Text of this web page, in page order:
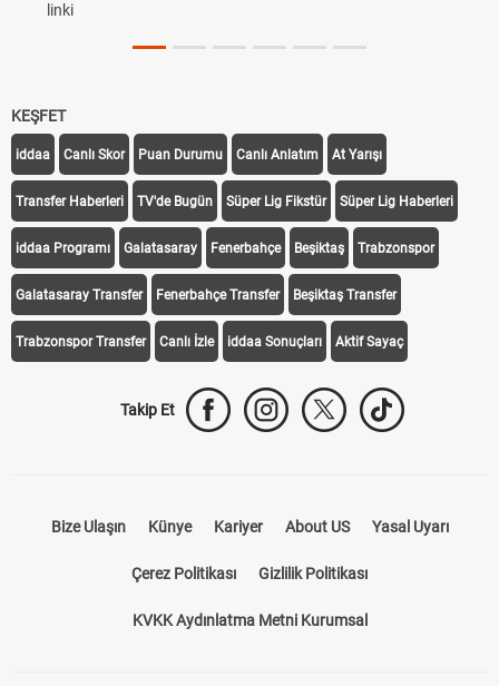
linki
KEŞFET
iddaa Canlı Skor Puan Durumu Canlı Anlatım At Yarışı
Transfer Haberleri TV'de Bugün Süper Lig Fikstür Süper Lig Haberleri
iddaa Programı Galatasaray Fenerbahçe Beşiktaş Trabzonspor
Galatasaray Transfer Fenerbahçe Transfer Beşiktaş Transfer
Trabzonspor Transfer Canlı İzle iddaa Sonuçları Aktif Sayaç
Takip Et
Bize Ulaşın Künye Kariyer About US Yasal Uyarı
Çerez Politikası Gizlilik Politikası
KVKK Aydınlatma Metni Kurumsal